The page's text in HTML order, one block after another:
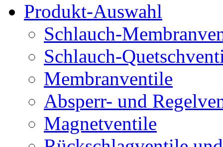
Produkt-Auswahl
Schlauch-
Schlauch-
Membranventile
Absperr- und
Magnetventile